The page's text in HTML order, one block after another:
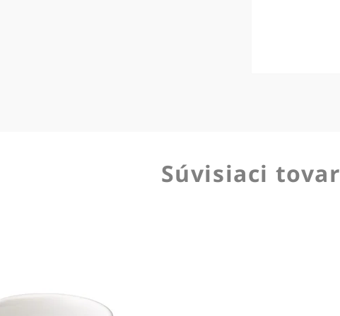
Súvisiaci tovar